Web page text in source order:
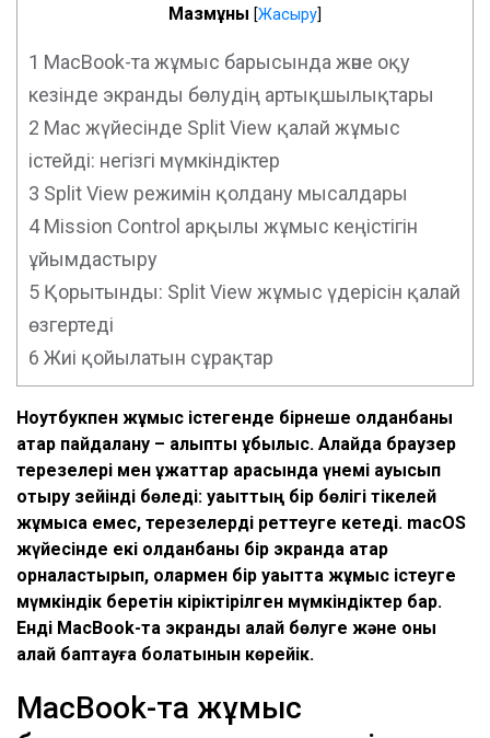
Мазмұны [Жасыру]
1 MacBook-та жұмыс барысында және оқу
кезінде экранды бөлудің артықшылықтары
2 Mac жүйесінде Split View қалай жұмыс
істейді: негізгі мүмкіндіктер
3 Split View режимін қолдану мысалдары
4Mission Control арқылы жұмыс кеңістігін
ұйымдастыру
5 Қорытынды: Split View жұмыс үдерісін қалай
өзгертеді
6 Жиі қойылатын сұрақтар
Ноутбукпен жұмыс істегенде бірнеше қолданбаны
қатар пайдалану – қалыпты құбылыс. Алайда браузер
терезелері мен құжаттар арасында үнемі ауысып
отыру зейінді бөледі: уақыттың бір бөлігі тікелей
жұмысқа емес, терезелерді реттеуге кетеді. macOS
жүйесінде екі қолданбаны бір экранда қатар
орналастырып, олармен бір уақытта жұмыс істеуге
мүмкіндік беретін кіріктірілген мүмкіндіктер бар.
Енді MacBook-та экранды қалай бөлуге және оны
қалай баптауға болатынын көрейік.
MacBook-та жұмыс